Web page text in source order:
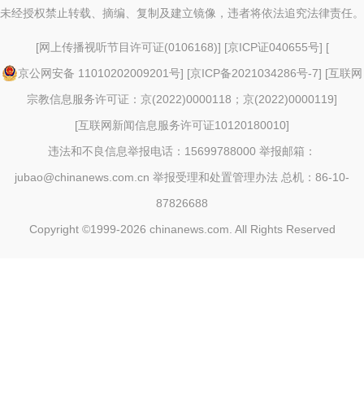
未经授权禁止转载、摘编、复制及建立镜像，违者将依法追究法律责任。
[网上传播视听节目许可证(0106168)] [京ICP证040655号] [
京公网安备 11010202009201号] [京ICP备2021034286号-7] [互联网
宗教信息服务许可证：京(2022)0000118；京(2022)0000119]
[互联网新闻信息服务许可证10120180010]
违法和不良信息举报电话：15699788000 举报邮箱：
jubao@chinanews.com.cn 举报受理和处置管理办法 总机：86-10-
87826688
Copyright ©1999-2026 chinanews.com. All Rights Reserved